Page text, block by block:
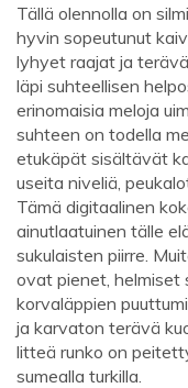
Tällä olennolla on
hyvin sopeutunut
lyhyet raajat ja
läpi suhteellisen
erinomaisia ​​meloja
suhteen on todella
etukäpät sisältävät
useita niveliä,
Tämä digitaalinen
ainutlaatuinen tälle
sukulaisten piirre.
ovat pienet, helmiset
korvaläppien
ja karvaton terävä
litteä runko on
sumealla turkilla.